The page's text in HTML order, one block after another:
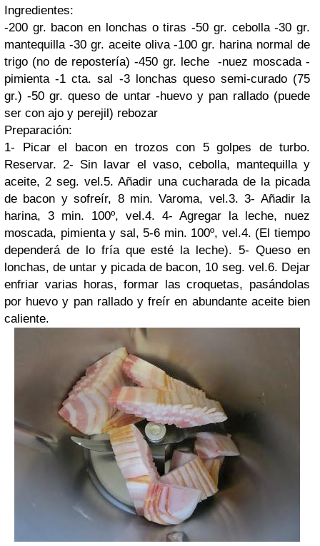
Ingredientes:
-200 gr. bacon en lonchas o tiras -50 gr. cebolla -30 gr.
mantequilla -30 gr. aceite oliva -100 gr. harina normal de
trigo (no de repostería) -450 gr. leche -nuez moscada -
pimienta -1 cta. sal -3 lonchas queso semi-curado (75
gr.) -50 gr. queso de untar -huevo y pan rallado (puede
ser con ajo y perejil) rebozar
Preparación:
1- Picar el bacon en trozos con 5 golpes de turbo.
Reservar. 2- Sin lavar el vaso, cebolla, mantequilla y
aceite, 2 seg. vel.5. Añadir una cucharada de la picada
de bacon y sofreír, 8 min. Varoma, vel.3. 3- Añadir la
harina, 3 min. 100º, vel.4. 4- Agregar la leche, nuez
moscada, pimienta y sal, 5-6 min. 100º, vel.4. (El tiempo
dependerá de lo fría que esté la leche). 5- Queso en
lonchas, de untar y picada de bacon, 10 seg. vel.6. Dejar
enfriar varias horas, formar las croquetas, pasándolas
por huevo y pan rallado y freír en abundante aceite bien
caliente.